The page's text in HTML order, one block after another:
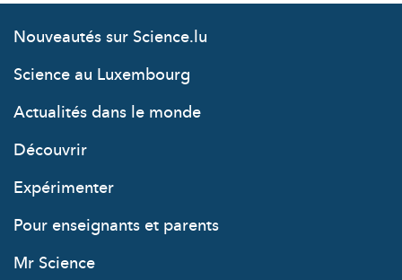
Nouveautés sur Science.lu
Science au Luxembourg
Actualités dans le monde
Découvrir
Expérimenter
Pour enseignants et parents
Mr Science